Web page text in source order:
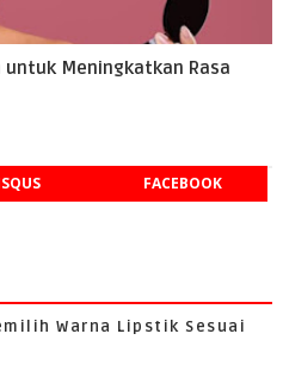
untuk Meningkatkan Rasa
FACEBOOK
Warna Lipstik Sesuai